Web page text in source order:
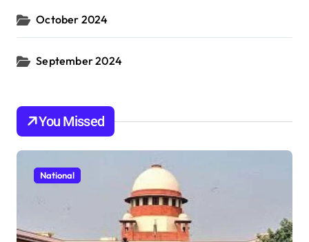
October 2024
September 2024
You Missed
National